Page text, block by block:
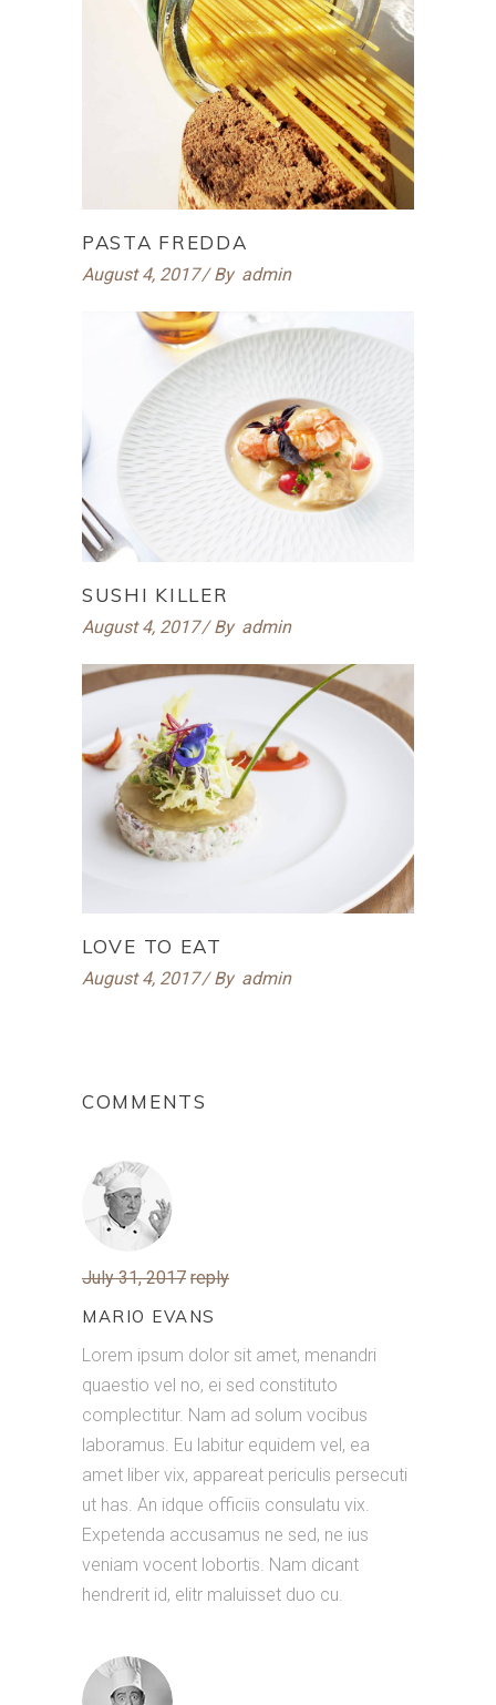
PASTA FREDDA
August 4, 2017 By admin
SUSHI KILLER
August 4, 2017 By admin
LOVE TO EAT
August 4, 2017 By admin
COMMENTS
July 31, 2017 reply
MARIO EVANS
Lorem ipsum dolor sit amet, menandri
quaestio vel no, ei sed constituto
complectitur. Nam ad solum vocibus
laboramus. Eu labitur equidem vel, ea
amet liber vix, appareat periculis persecuti
ut has. An idque officiis consulatu vix.
Expetenda accusamus ne sed, ne ius
veniam vocent lobortis. Nam dicant
hendrerit id, elitr maluisset duo cu.